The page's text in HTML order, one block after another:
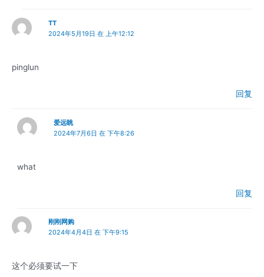
TT
2024年5月19日 在 上午12:12
pinglun
回复
爱远眺
2024年7月6日 在 下午8:26
what
回复
刚刚网购
2024年4月4日 在 下午9:15
这个必须要试一下